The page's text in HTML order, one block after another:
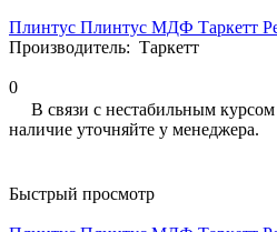
Плинтус Плинтус МДФ Таркетт
Производитель: Таркетт
0
В связи с нестабильным
наличие уточняйте у менеджера.
Быстрый просмотр